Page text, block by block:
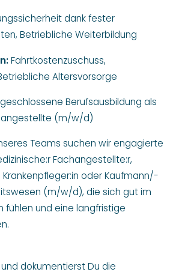
dank fester
Betriebliche Weiterbildung
Fahrtkostenzuschuss,
Altersvorsorge
Berufsausbildung als
(m/w/d)
Teams suchen wir engagierte
Fachangestellte:r,
oder Kaufmann/-
(m/w/d), die sich gut im
fühlen und eine langfristige
dokumentierst Du die